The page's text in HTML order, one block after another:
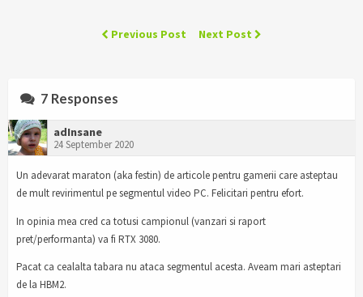
Previous Post Next Post
7 Responses
adInsane
24 September 2020
Un adevarat maraton (aka festin) de articole pentru gamerii care asteptau
de mult revirimentul pe segmentul video PC. Felicitari pentru efort.
In opinia mea cred ca totusi campionul (vanzari si raport
pret/performanta) va fi RTX 3080.
Pacat ca cealalta tabara nu ataca segmentul acesta. Aveam mari asteptari
de la HBM2.